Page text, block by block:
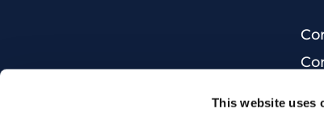
This website uses